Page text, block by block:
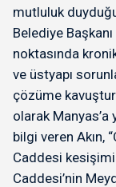
mutluluk
Belediye
noktasında
ve üstyapı
çözüme
olarak Manyas’a
bilgi veren Akın,
Caddesi
Caddesi’nin